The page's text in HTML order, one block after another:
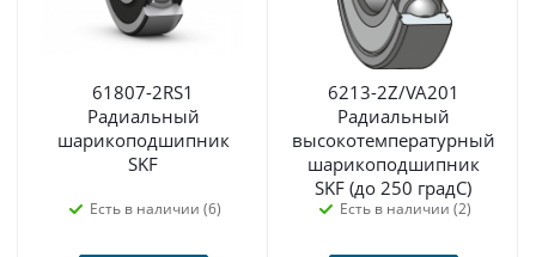
61807-2RS1
Радиальный
шарикоподшипник
SKF
Есть в наличии (6)
6213-2Z/VA201
Радиальный
высокотемпературный
шарикоподшипник
SKF (до 250 градС)
Есть в наличии (2)